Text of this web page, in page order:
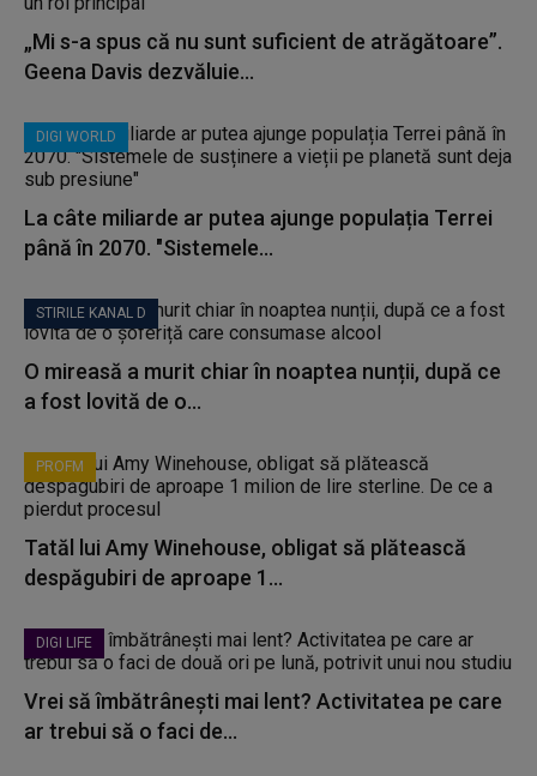
„Mi s-a spus că nu sunt suficient de atrăgătoare”.
Geena Davis dezvăluie...
DIGI WORLD
La câte miliarde ar putea ajunge populația Terrei
până în 2070. "Sistemele...
STIRILE KANAL D
O mireasă a murit chiar în noaptea nunții, după ce
a fost lovită de o...
PROFM
Tatăl lui Amy Winehouse, obligat să plătească
despăgubiri de aproape 1...
DIGI LIFE
Vrei să îmbătrânești mai lent? Activitatea pe care
ar trebui să o faci de...